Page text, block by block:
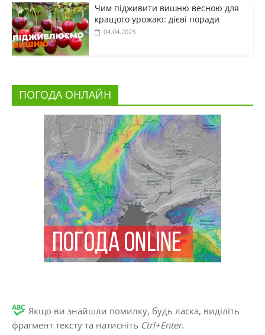
Чим підживити вишню весною для
кращого урожаю: дієві поради
04.04.2023
ПОГОДА ОНЛАЙН
Якщо ви знайшли помилку, будь ласка, виділіть
фрагмент тексту та натисніть Ctrl+Enter.